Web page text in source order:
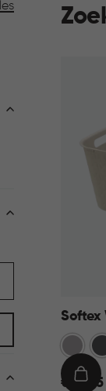
Softex
Taupe
€€ 15,95
IN